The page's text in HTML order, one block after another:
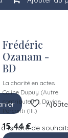
la liste de
Frédéric
Ozanam -
BD
La charité en actes
Coline Dupuy (Autre
contributeur), Davide
Perconti (Ill.)
15,44€